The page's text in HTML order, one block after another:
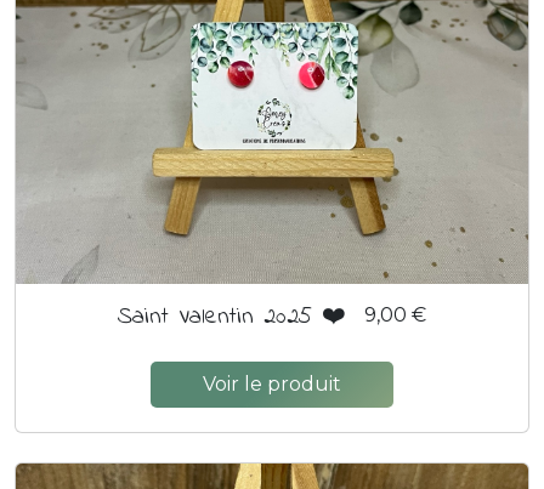
Saint Valentin 2025 ❤️ 9,00 €
Voir le produit